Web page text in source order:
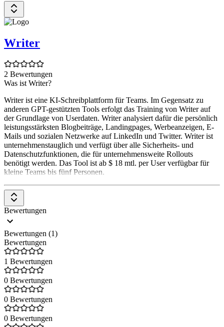
Writer
2 Bewertungen
Was ist Writer?
Writer ist eine KI-Schreibplattform für Teams. Im Gegensatz zu
anderen GPT-gestützten Tools erfolgt das Training von Writer auf
der Grundlage von Userdaten. Writer analysiert dafür die persönlich
leistungsstärksten Blogbeiträge, Landingpages, Werbeanzeigen, E-
Mails und sozialen Netzwerke auf LinkedIn und Twitter. Writer ist
unternehmenstauglich und verfügt über alle Sicherheits- und
Datenschutzfunktionen, die für unternehmensweite Rollouts
benötigt werden. Das Tool ist ab $ 18 mtl. per User verfügbar für
kleine Teams bis fünf Personen.
Bewertungen
Bewertungen (1)
Bewertungen
1 Bewertungen
0 Bewertungen
0 Bewertungen
0 Bewertungen